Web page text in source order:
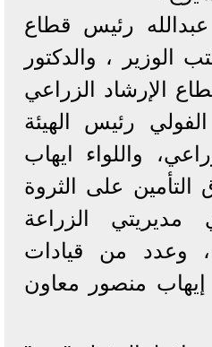
رئيس قطاع
الوزير ، والدكتور
الإرشاد الزراعي
رئيس الهيئة
واللواء ايهاب
على الثروة
مديريتي الزراعة
وعدد من قيادات
إيهاب منصور معاون